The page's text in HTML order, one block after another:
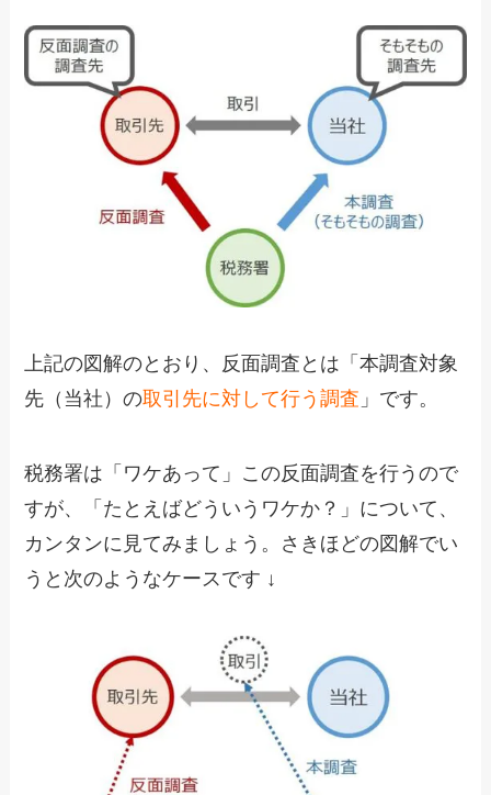
上記の図解のとおり、反面調査とは「本調査対象
先（当社）の取引先に対して行う調査 」です。
税務署は「ワケあって」この反面調査を行うので
すが、「たとえばどういうワケか？」について、
カンタンに見てみましょう。さきほどの図解でい
うと次のようなケースです ↓